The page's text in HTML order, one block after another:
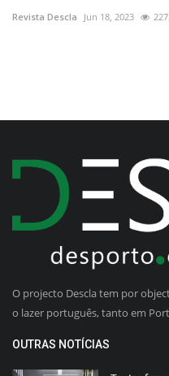
Revista Descla Jun 18, 2023
O projecto Descla tem por
o lazer português, tanto em
OUTRAS NOTÍCIAS